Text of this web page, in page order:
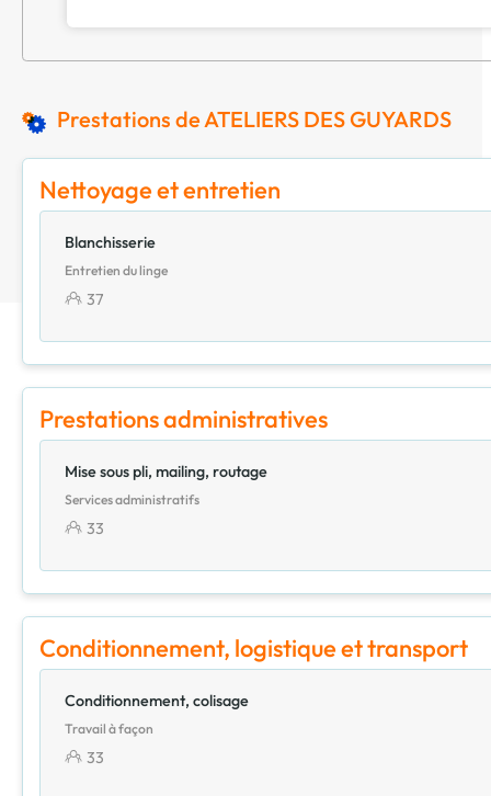
Prestations de ATELIERS DES GUYARDS
Nettoyage et entretien
Blanchisserie
Entretien du linge
37
Prestations administratives
Mise sous pli, mailing, routage
Services administratifs
33
Conditionnement, logistique et transport
Conditionnement, colisage
Travail à façon
33